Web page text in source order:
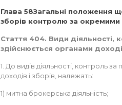
Глава 58Загальні положення
зборів контролю за окремими
Стаття 404. Види діяльності,
здійснюється органами
1. До видів діяльності, контроль
доходів і зборів, належать:
1) митна брокерська діяльність;